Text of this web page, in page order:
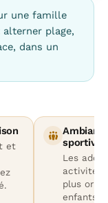
une famille
plage,
dans un
et
sportive
Les
plus
enfants